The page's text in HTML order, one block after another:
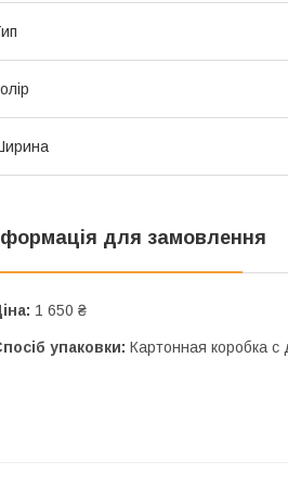
для замовлення
1 650 ₴
упаковки: Картонная коробка с